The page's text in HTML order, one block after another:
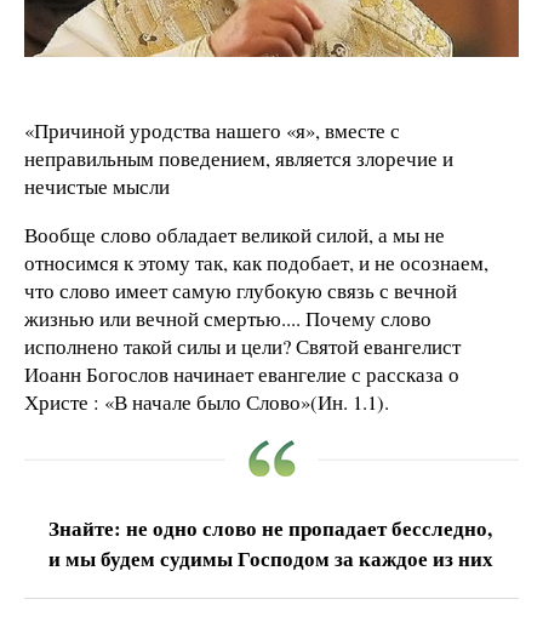
«Причиной уродства нашего «я», вместе с
неправильным поведением, является злоречие и
нечистые мысли
Вообще слово обладает великой силой, а мы не
относимся к этому так, как подобает, и не осознаем,
что слово имеет самую глубокую связь с вечной
жизнью или вечной смертью.... Почему слово
исполнено такой силы и цели? Святой евангелист
Иоанн Богослов начинает евангелие с рассказа о
Христе : «В начале было Слово»(Ин. 1.1).
Знайте: не одно слово не пропадает бесследно,
и мы будем судимы Господом за каждое из них